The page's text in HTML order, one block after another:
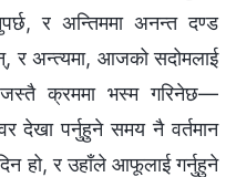
र अन्तिममा अनन्‍त दण्ड
र अन्त्यमा, आजको सदोमलाई
जस्तै क्रममा भस्‍म गरिनेछ—
देखा पर्नुहुने समय नै वर्तमान
हो, र उहाँले आफूलाई गर्नुहुने